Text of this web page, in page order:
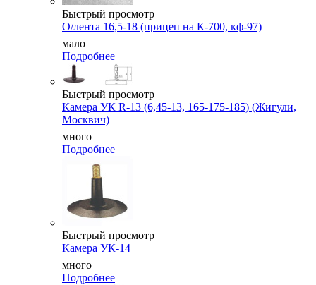
Быстрый просмотр
О/лента 16,5-18 (прицеп на К-700, кф-97)
мало
Подробнее
Быстрый просмотр
Камера УК R-13 (6,45-13, 165-175-185) (Жигули,
Москвич)
много
Подробнее
Быстрый просмотр
Камера УК-14
много
Подробнее